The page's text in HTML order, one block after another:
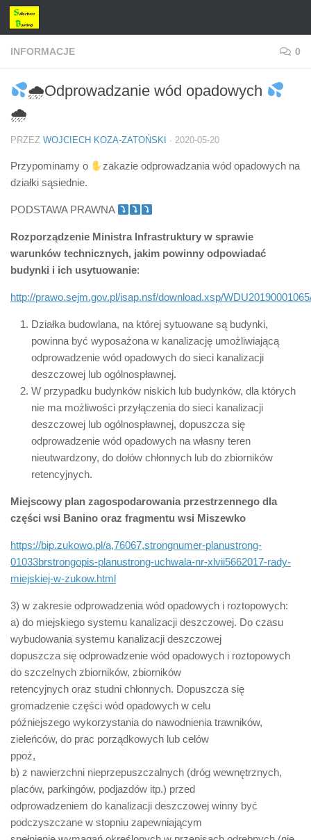
Przejdź do treści
INFORMACJE 0
🌧Odprowadzanie wód opadowych
🌧
PRZEZ WOJCIECH KOZA-ZATOŃSKI · 2020-05-20
Przypominamy o
zakazie odprowadzania wód opadowych na
działki sąsiednie.
PODSTAWA PRAWNA
Rozporządzenie Ministra Infrastruktury w sprawie
warunków technicznych, jakim powinny odpowiadać
budynki i ich usytuowanie:
http://prawo.sejm.gov.pl/isap.nsf/download.xsp/
Działka budowlana, na której sytuowane są budynki,
powinna być wyposażona w kanalizację umożliwiającą
odprowadzenie wód opadowych do sieci kanalizacji
deszczowej lub ogólnospławnej.
W przypadku budynków niskich lub budynków, dla których
nie ma możliwości przyłączenia do sieci kanalizacji
deszczowej lub ogólnospławnej, dopuszcza się
odprowadzenie wód opadowych na własny teren
nieutwardzony, do dołów chłonnych lub do zbiorników
retencyjnych.
Miejscowy plan zagospodarowania przestrzennego dla
części wsi Banino oraz fragmentu wsi Miszewko
https://bip.zukowo.pl/a,76067,strongnumer-planustrong-
01033brstrongopis-planustrong-uchwala-nr-xlvii5662017-rady-
miejskiej-w-zukow.html
3) w zakresie odprowadzenia wód opadowych i roztopowych:
a) do miejskiego systemu kanalizacji deszczowej. Do czasu
wybudowania systemu kanalizacji deszczowej
dopuszcza się odprowadzenie wód opadowych i roztopowych
do szczelnych zbiorników, zbiorników
retencyjnych oraz studni chłonnych. Dopuszcza się
gromadzenie części wód opadowych w celu
późniejszego wykorzystania do nawodnienia trawników,
zieleńców, do prac porządkowych lub celów
ppoż,
b) z nawierzchni nieprzepuszczalnych (dróg wewnętrznych,
placów, parkingów, podjazdów itp.) przed
odprowadzeniem do kanalizacji deszczowej winny być
podczyszczane w stopniu zapewniającym